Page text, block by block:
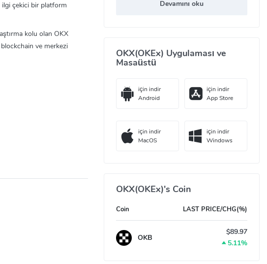
ilgi çekici bir platform
kolu olan OKX
ve merkezi
sürekli olarak
korumak için
kimlik doğrulama,
gelişmiş gizlilik şifreleme
garanti edemiyor.
Devamını oku
OKX(OKEx) Uygulaması ve
Masaüstü
için indir
Android
için indir
App Store
için indir
MacOS
için indir
Windows
OKX(OKEx)'s Coin
Coin LAST PRICE/CHG(%)
OKB
$89.97
5.11%